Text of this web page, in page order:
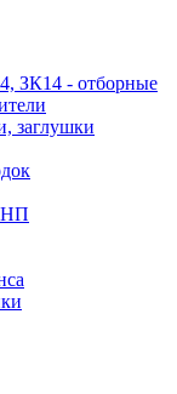
ЗК14 - отборные
заглушки
НП